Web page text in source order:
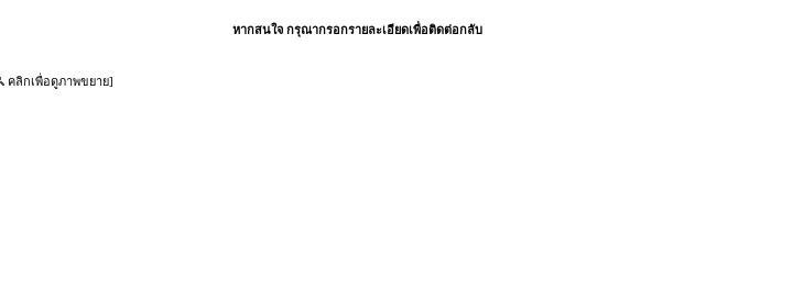
คลิกเพื่อดูภาพขยาย]
หากสนใจ กรุณากรอกรายละเอียดเพื่อติดต่อกลับ